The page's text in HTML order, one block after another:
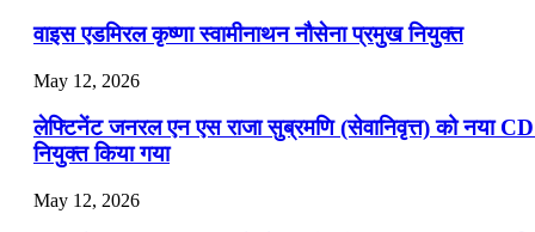
वाइस एडमिरल कृष्णा स्वामीनाथन नौसेना प्रमुख नियुक्त
May 12, 2026
लेफ्टिनेंट जनरल एन एस राजा सुब्रमणि (सेवानिवृत्त) को नया
नियुक्त किया गया
May 12, 2026